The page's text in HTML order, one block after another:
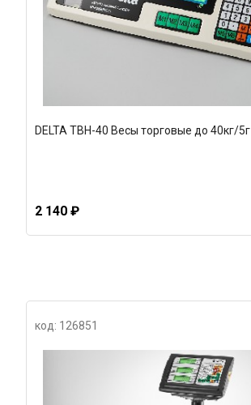
DELTA ТВН-40 Весы торговые до 40кг/5г
2 140 ₽
код: 126851